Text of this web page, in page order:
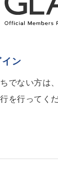
ン
でない方は、
を行ってくだ